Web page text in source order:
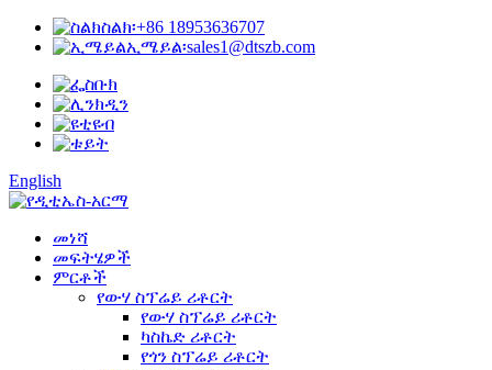
ስልክ፡+86 18953636707
ኢሜይል፡sales1@dtszb.com
English
መነሻ
መፍትሄዎች
ምርቶች
የውሃ ስፕሬይ ሪቶርት
የውሃ ስፕሬይ ሪቶርት
ካስኬድ ሪቶርት
የጎን ስፕሬይ ሪቶርት